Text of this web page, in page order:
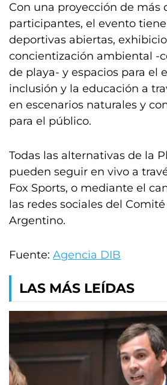
Con una proyección de más
participantes, el evento
deportivas abiertas,
concientización ambiental -
de playa- y espacios para el
inclusión y la educación a
en escenarios naturales y
para el público.
Todas las alternativas de la
pueden seguir en vivo a
Fox Sports, o mediante el
las redes sociales del
Argentino.
Fuente: Agencia DIB
LAS MÁS LEÍDAS